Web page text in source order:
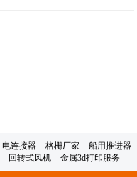
电连接器 格栅厂家
船用推进器
回转式风机 金属3d打印服务